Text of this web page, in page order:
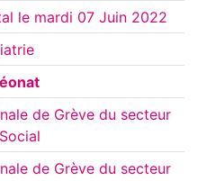
le mardi 07 Juin 2022
de Grève du secteur
de Grève du secteur